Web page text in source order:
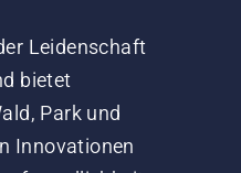
Leidenschaft
bietet
Park und
Innovationen